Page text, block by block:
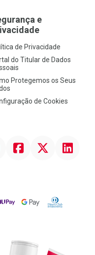
e
de Privacidade
do Titular de Dados
Protegemos os Seus
de Cookies
FacebookTwitter Linkedin
Google PayDiners Club